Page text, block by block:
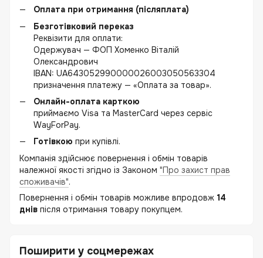
Оплата при отримання (післяплата)
Безготівковий переказ
Реквізити для оплати:
Одержувач — ФОП Хоменко Віталій
Олександрович
IBAN: UA643052990000026003050563304
призначення платежу — «Оплата за товар».
Онлайн-оплата карткою
приймаємо Visa та MasterCard через сервіс
WayForPay.
Готівкою при купівлі.
Компанія здійснює повернення і обмін товарів
належної якості згідно із Законом "Про захист прав
споживачів".
Повернення і обмін товарів можливе впродовж 14
днів після отримання товару покупцем.
Поширити у соцмережах